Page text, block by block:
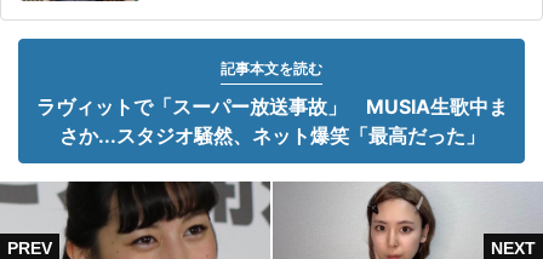
記事本文を読む
ラヴィットで「スーパー放送事故」 MUSIA生歌中ま
さか...スタジオ騒然、ネット爆笑「最高だった」